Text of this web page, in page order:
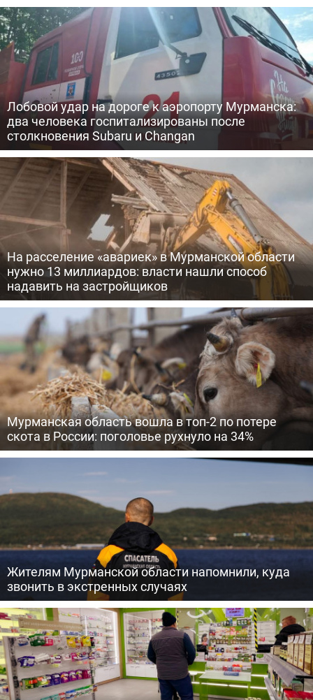
Лобовой удар на дороге к аэропорту Мурманска:
два человека госпитализированы после
столкновения Subaru и Changan
На расселение «авариек» в Мурманской области
нужно 13 миллиардов: власти нашли способ
надавить на застройщиков
Мурманская область вошла в топ-2 по потере
скота в России: поголовье рухнуло на 34%
Жителям Мурманской области напомнили, куда
звонить в экстренных случаях